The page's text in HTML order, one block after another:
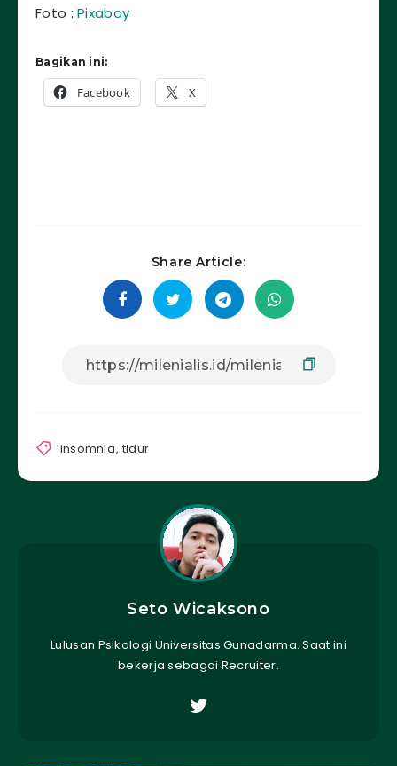
Foto :Pixabay
Bagikan ini:
Facebook X
Share Article:
insomnia, tidur
Seto Wicaksono
Lulusan Psikologi Universitas Gunadarma. Saat ini
bekerja sebagai Recruiter.